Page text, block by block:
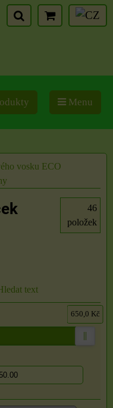
Menu
vosku ECO
46
položek
text
650,0 Kč